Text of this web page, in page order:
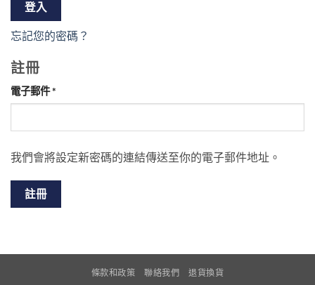
登入
忘記您的密碼？
註冊
電子郵件*
填
我們會將設定新密碼的連結傳送至你的電子郵件地址。
註冊
條款和政策 聯絡我們 退貨換貨